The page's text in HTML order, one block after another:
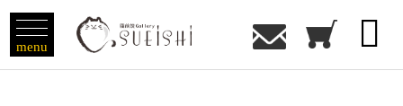
menu 